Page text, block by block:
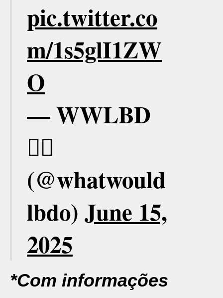
pic.twitter.co
m/1s5glI1ZW
O
— WWLBD
✌🏻
(@whatwould
lbdo) June 15,
2025
*Com informações